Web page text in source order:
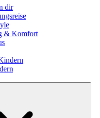
dir
& Komfort